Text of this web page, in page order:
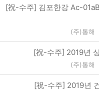
[祝-수주] 김포한강 Ac-
(주)통해
[祝-수주] 2019년
(주)통해
[祝-수주] 2019년